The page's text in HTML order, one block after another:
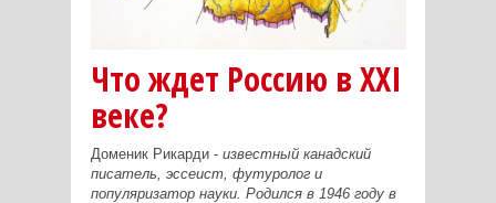
Что ждет Россию в XXI
веке?
Доменик Рикарди - известный канадский
писатель, эссеист, футуролог и
популяризатор науки. Родился в 1946 году в